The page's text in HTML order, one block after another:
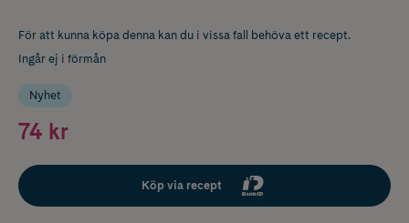
För att kunna köpa denna kan du i vissa fall behöva ett recept.
Ingår ej i förmån
Nyhet
74 kr
Köp via recept